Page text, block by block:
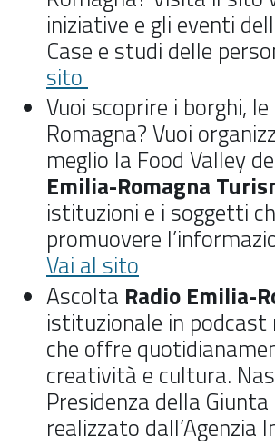
iniziative e gli eventi
Case e studi delle
sito
Vuoi scoprire i borghi,
Romagna? Vuoi
meglio la Food Valley
Emilia-Romagna
istituzioni e i soggetti
promuovere
Vai al sito
Ascolta Radio Emilia-
istituzionale in
che offre
creatività e cultura.
Presidenza della
realizzato dall’Agenzia